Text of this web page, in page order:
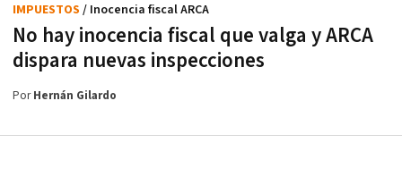
No hay inocencia fiscal que valga y ARCA
dispara nuevas inspecciones
IMPUESTOS / Inocencia fiscal ARCA
PorHernán Gilardo